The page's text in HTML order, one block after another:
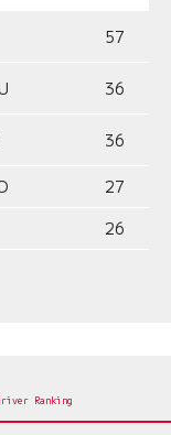
57
36
36
27
26
Ranking